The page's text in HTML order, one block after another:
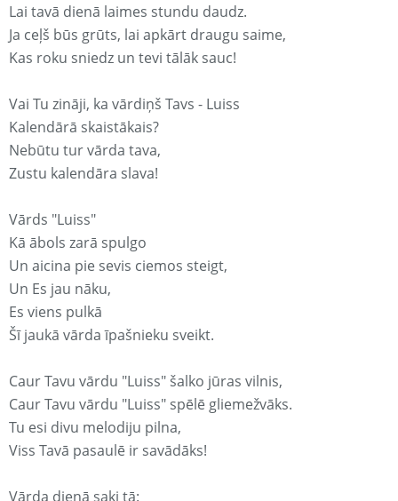
Lai tavā dienā laimes stundu daudz.
Ja ceļš būs grūts, lai apkārt draugu saime,
Kas roku sniedz un tevi tālāk sauc!
Vai Tu zināji, ka vārdiņš Tavs - Luiss
Kalendārā skaistākais?
Nebūtu tur vārda tava,
Zustu kalendāra slava!
Vārds "Luiss"
Kā ābols zarā spulgo
Un aicina pie sevis ciemos steigt,
Un Es jau nāku,
Es viens pulkā
Šī jaukā vārda īpašnieku sveikt.
Caur Tavu vārdu "Luiss" šalko jūras vilnis,
Caur Tavu vārdu "Luiss" spēlē gliemežvāks.
Tu esi divu melodiju pilna,
Viss Tavā pasaulē ir savādāks!
Vārda dienā saki tā: